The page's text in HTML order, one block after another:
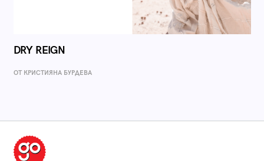
DRY REIGN
ОТ КРИСТИЯНА БУРДЕВА